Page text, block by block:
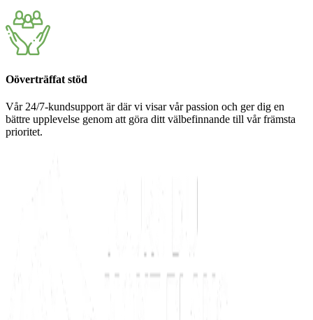
Oöverträffat stöd
Vår 24/7-kundsupport är där vi visar vår passion och ger dig en
bättre upplevelse genom att göra ditt välbefinnande till vår främsta
prioritet.